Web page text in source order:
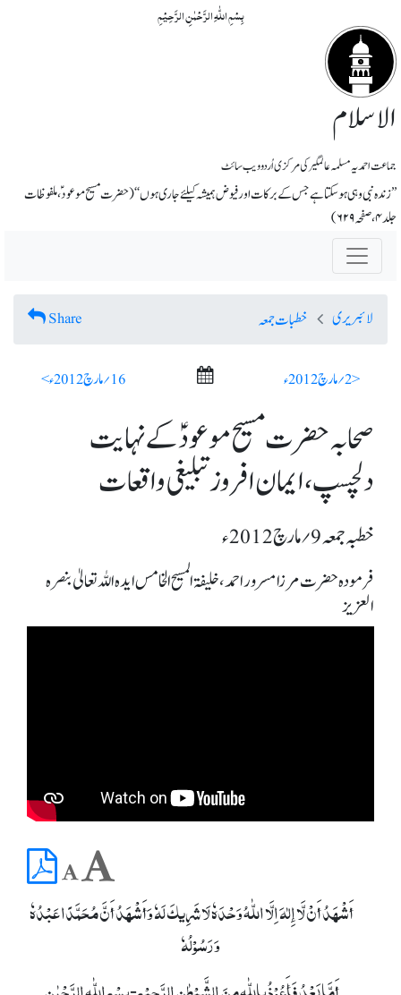
بِسۡمِ اللّٰہِ الرَّحۡمٰنِ الرَّحِیۡمِ
الاسلام
جماعت احمدیہ مسلمہ عالمگیر کی مرکزی اُردو ویب سائٹ
’’زندہ نبی وہی ہوسکتا ہے جس کے برکات اور فیوض ہمیشہ کیلئے جاری ہوں‘‘ (حضرت مسیح موعود ؑ، ملفوظات
جلد ۴، صفحہ ۶۲۹)
لائبریری خطبات جمعہ Share
< 2؍ مارچ 2012ء 16؍ مارچ 2012ء >
صحابہ حضرت مسیح موعودؑکے نہایت
دلچسپ، ایمان افروزتبلیغی واقعات
خطبہ جمعہ 9؍ مارچ 2012ء
فرمودہ حضرت مرزا مسرور احمد، خلیفۃ المسیح الخامس ایدہ اللہ تعالیٰ بنصرہ
العزیز
أَشْھَدُ أَنْ لَّا إِلٰہَ اِلَّا اللّٰہُ وَحْدَہٗ لَا شَرِیکَ لَہٗ وَأَشْھَدُ أَنَّ مُحَمَّدًا عَبْدُہٗ
وَ رَسُوْلُہٗ